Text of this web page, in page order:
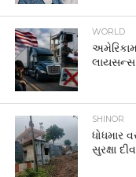
WORLD
લાયસન્સ
SHINOR
ધોધમાર
સુરક્ષા